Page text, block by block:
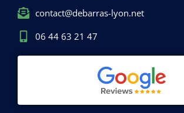
contact@debarras-lyon.net
06 44 63 21 47